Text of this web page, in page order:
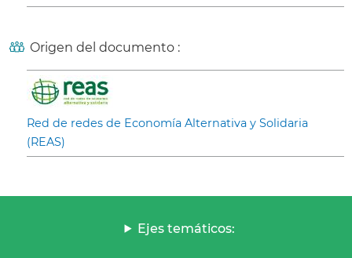
Origen del documento :
Red de redes de Economía Alternativa y Solidaria
(REAS)
Ejes temáticos: